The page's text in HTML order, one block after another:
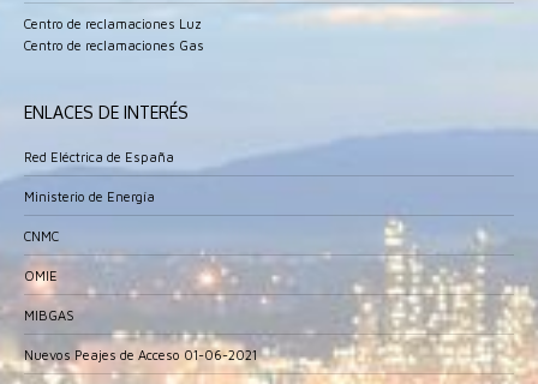
windowwindowwindowwindow
Centro de reclamaciones Luz
Centro de reclamaciones Gas
ENLACES DE INTERÉS
Red Eléctrica de España
Ministerio de Energía
CNMC
OMIE
MIBGAS
Nuevos Peajes de Acceso 01-06-2021